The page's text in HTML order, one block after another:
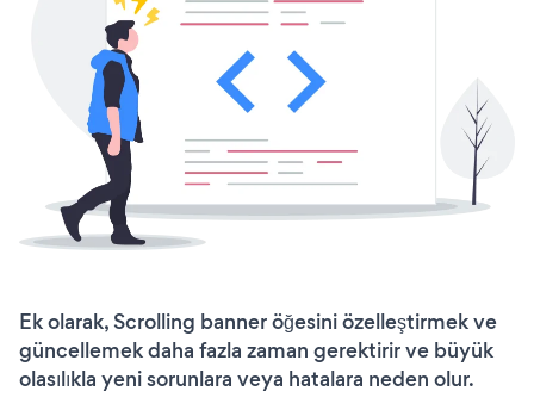
Ek olarak, Scrolling banner öğesini özelleştirmek ve
güncellemek daha fazla zaman gerektirir ve büyük
olasılıkla yeni sorunlara veya hatalara neden olur.